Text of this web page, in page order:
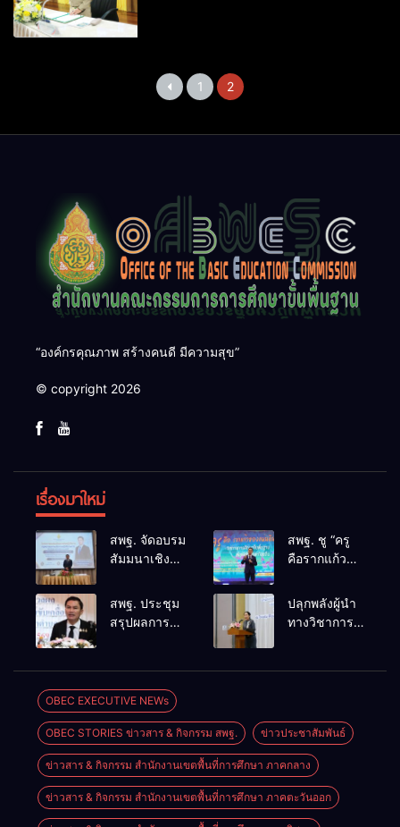
1 2
“องค์กรคุณภาพ สร้างคนดี มีความสุข”
© copyright 2026
เรื่องมาใหม่
สพฐ. จัดอบรม
สัมมนาเชิง
การดำเนิน
การทางวินัย
อย่างร้ายแรง
อบรมผู้จะเป็น
กรรมการ
สอบสวน
(ตามหลักสูตร
ก.ค.ศ.)
สพฐ. ชู “ครู
คือรากแก้ว
ขับเคลื่อนการ
ศึกษาชาติ
ชุมชน สร้างผู้
สพฐ. ประชุม
สรุปผลการ
โครงการ
โรงเรียน
คุณภาพ
ประจำตำบล
เตรียมต่อยอด
สู่การขับ
เคลื่อน
ปลุกพลังผู้นำ
ทางวิชาการ
ศึกษาสู่
อนาคต
OBEC EXECUTIVE NEWs
OBEC STORIES ข่าวสาร & กิจกรรม สพฐ. ข่าวประชาสัมพันธ์
ข่าวสาร & กิจกรรม สำนักงานเขตพื้นที่การศึกษา ภาคกลาง
ข่าวสาร & กิจกรรม สำนักงานเขตพื้นที่การศึกษา ภาคตะวันออก